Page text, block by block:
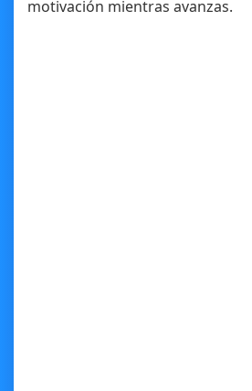
motivación mientras avanzas.